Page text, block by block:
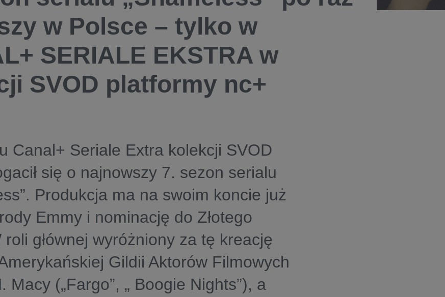
w Polsce – tylko w
SERIALE EKSTRA w
SVOD platformy nc+
Canal+ Seriale Extra kolekcji SVOD
się o najnowszy 7. sezon serialu
Produkcja ma na swoim koncie już
Emmy i nominację do Złotego
roli głównej wyróżniony za tę kreację
Gildii Aktorów Filmowych
Macy („Fargo”, „ Boogie Nights”), a